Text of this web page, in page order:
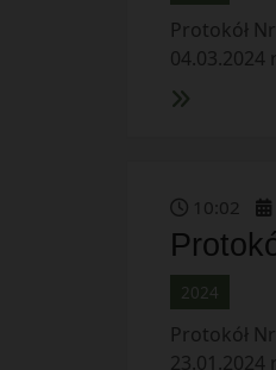
Protokół
04.03.2024
10 02
2024
Protokół
23.01.2024